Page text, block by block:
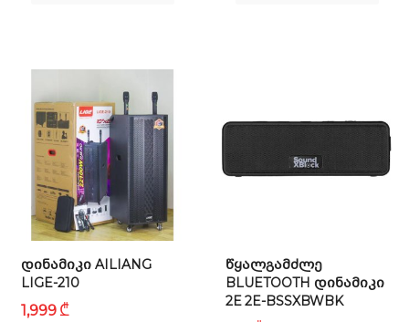
ᲓᲘᲜᲐᲛᲘᲙᲘ AILIANG
LIGE-210
1,999 ₾
ᲬᲧᲐᲚᲒᲐᲛᲫᲚᲔ
BLUETOOTH ᲓᲘᲜᲐᲛᲘᲙᲘ
2Е 2E-BSSXBWBK